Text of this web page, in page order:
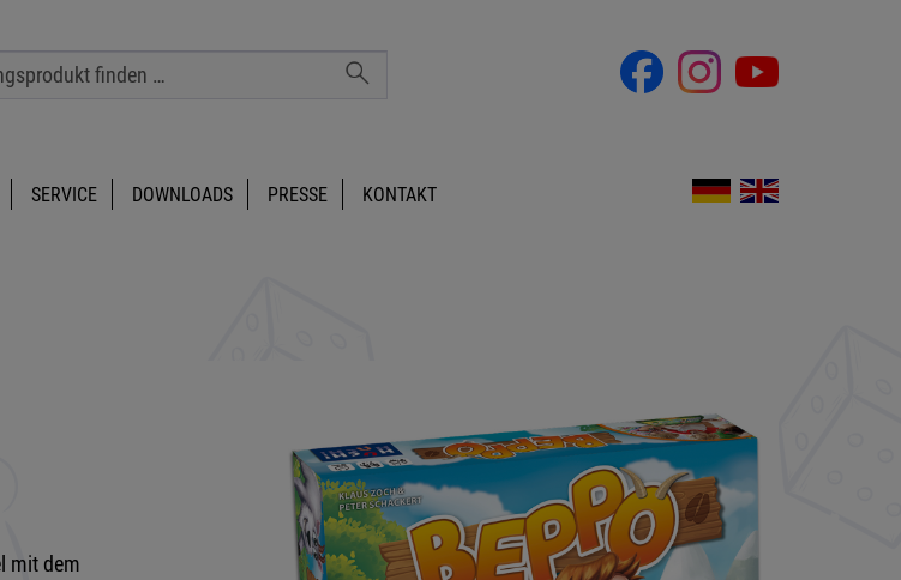
SERVICE DOWNLOADS PRESSE KONTAKT
mit dem